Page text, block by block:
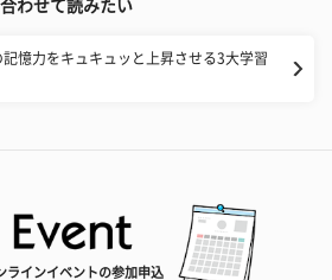
合わせて読みたい
憶力をキュキュッと上昇させる3大学習
ラインイベントの参加申込